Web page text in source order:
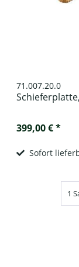
71.007.20.0
399,00 € *
Sofort